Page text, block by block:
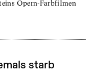
Opern-FarbfiImen
starb